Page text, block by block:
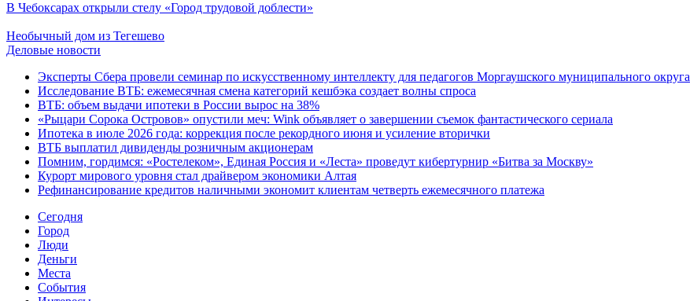
В Чебоксарах открыли стелу «Город трудовой доблести»
Необычный дом из Тегешево
Деловые новости
Эксперты Сбера провели семинар по искусственному интеллекту для педагогов Моргаушского муниципального округа
Исследование ВТБ: ежемесячная смена категорий кешбэка создает волны спроса
ВТБ: объем выдачи ипотеки в России вырос на 38%
«Рыцари Сорока Островов» опустили меч: Wink объявляет о завершении съемок фантастического сериала
Ипотека в июле 2026 года: коррекция после рекордного июня и усиление вторички
ВТБ выплатил дивиденды розничным акционерам
Помним, гордимся: «Ростелеком», Единая Россия и «Леста» проведут кибертурнир «Битва за Москву»
Курорт мирового уровня стал драйвером экономики Алтая
Рефинансирование кредитов наличными экономит клиентам четверть ежемесячного платежа
Cегодня
Город
Люди
Деньги
Места
События